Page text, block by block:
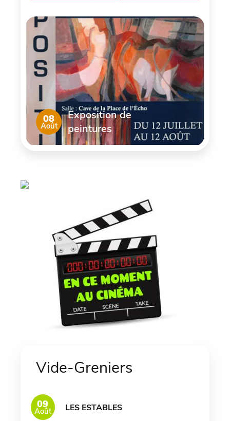
08
Août
Exposition de
peintures
Vide-Greniers
09
Août LES ESTABLES